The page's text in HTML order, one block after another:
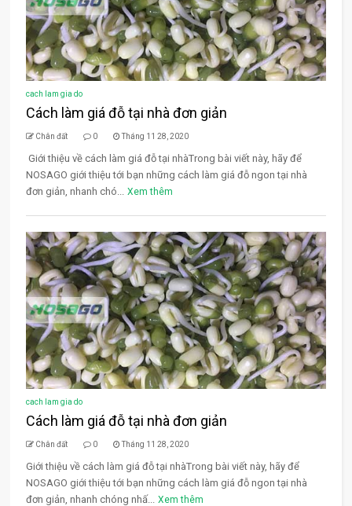
cach lam gia do
Cách làm giá đỗ tại nhà đơn giản
Chân đất 0 Tháng 11 28, 2020
Giới thiệu về cách làm giá đỗ tại nhàTrong bài viết này, hãy để
NOSAGO giới thiệu tới bạn những cách làm giá đỗ ngon tại nhà
đơn giản, nhanh chó... Xem thêm
cach lam gia do
Cách làm giá đỗ tại nhà đơn giản
Chân đất 0 Tháng 11 28, 2020
Giới thiệu về cách làm giá đỗ tại nhàTrong bài viết này, hãy để
NOSAGO giới thiệu tới bạn những cách làm giá đỗ ngon tại nhà
đơn giản, nhanh chóng nhấ... Xem thêm